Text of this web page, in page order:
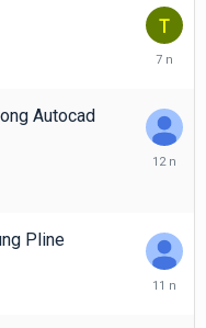
2013
Tháng
2019
Autocad
Tháng
Pline
Tháng